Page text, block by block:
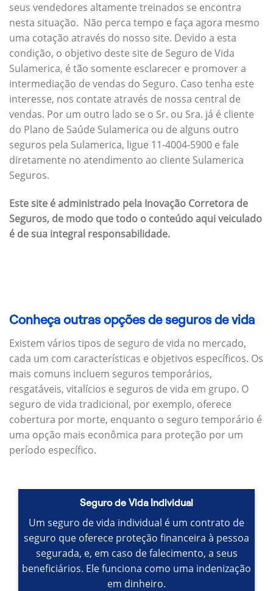
seus vendedores altamente treinados se encontra
nesta situação. Não perca tempo e faça agora mesmo
uma cotação através do nosso site. Devido a esta
condição, o objetivo deste site de Seguro de Vida
Sulamerica, é tão somente esclarecer e promover a
intermediação de vendas do Seguro. Caso tenha este
interesse, nos contate através de nossa central de
vendas. Por um outro lado se o Sr. ou Sra. já é cliente
do Plano de Saúde Sulamerica ou de alguns outro
seguros pela Sulamerica, ligue 11-4004-5900 e fale
diretamente no atendimento ao cliente Sulamerica
Seguros.
Este site é administrado pela Inovação Corretora de
Seguros, de modo que todo o conteúdo aqui veiculado
é de sua integral responsabilidade.
Conheça outras opções de seguros de vida
Existem vários tipos de seguro de vida no mercado,
cada um com características e objetivos específicos. Os
mais comuns incluem seguros temporários,
resgatáveis, vitalícios e seguros de vida em grupo. O
seguro de vida tradicional, por exemplo, oferece
cobertura por morte, enquanto o seguro temporário é
uma opção mais econômica para proteção por um
período específico.
Seguro de Vida Individual
Um seguro de vida individual é um contrato de
seguro que oferece proteção financeira à pessoa
segurada, e, em caso de falecimento, a seus
beneficiários. Ele funciona como uma indenização
em dinheiro.